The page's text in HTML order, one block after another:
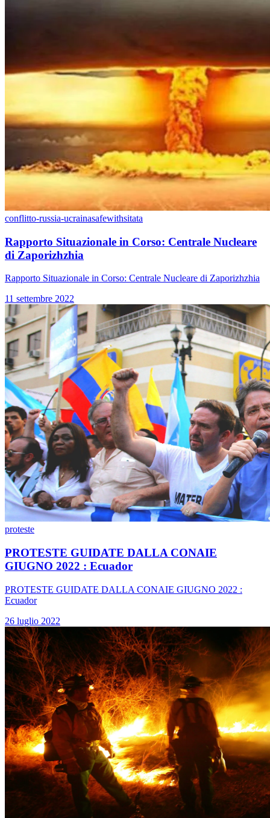
conflitto-russia-ucrainasafewithsitata
Rapporto Situazionale in Corso: Centrale Nucleare
di Zaporizhzhia
Rapporto Situazionale in Corso: Centrale Nucleare di Zaporizhzhia
11 settembre 2022
proteste
PROTESTE GUIDATE DALLA CONAIE
GIUGNO 2022 : Ecuador
PROTESTE GUIDATE DALLA CONAIE GIUGNO 2022 :
Ecuador
26 luglio 2022